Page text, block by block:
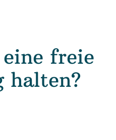
freie
halten?